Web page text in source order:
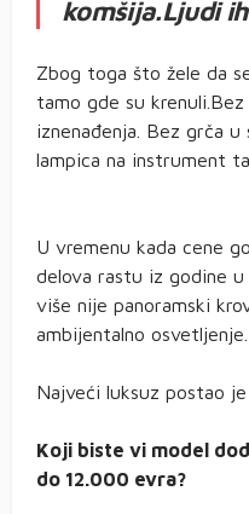
komšija.Ljudi
Zbog toga što žele da
tamo gde su
iznenađenja. Bez grča
lampica na instrument
U vremenu kada cene
delova rastu iz godine
više nije panoramski
ambijentalno osvetljenje.
Najveći luksuz postao
Koji biste vi model
do 12.000 evra?